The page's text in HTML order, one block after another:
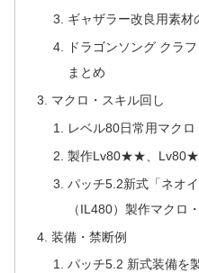
ギャザラー改良用素材
ドラゴンソング クラ
まとめ
マクロ・スキル回し
レベル80日常用マクロ
製作Lv80★★、Lv80★
パッチ5.2新式「ネオ
（IL480）製作マクロ
装備・禁断例
パッチ5.2 新式装備を